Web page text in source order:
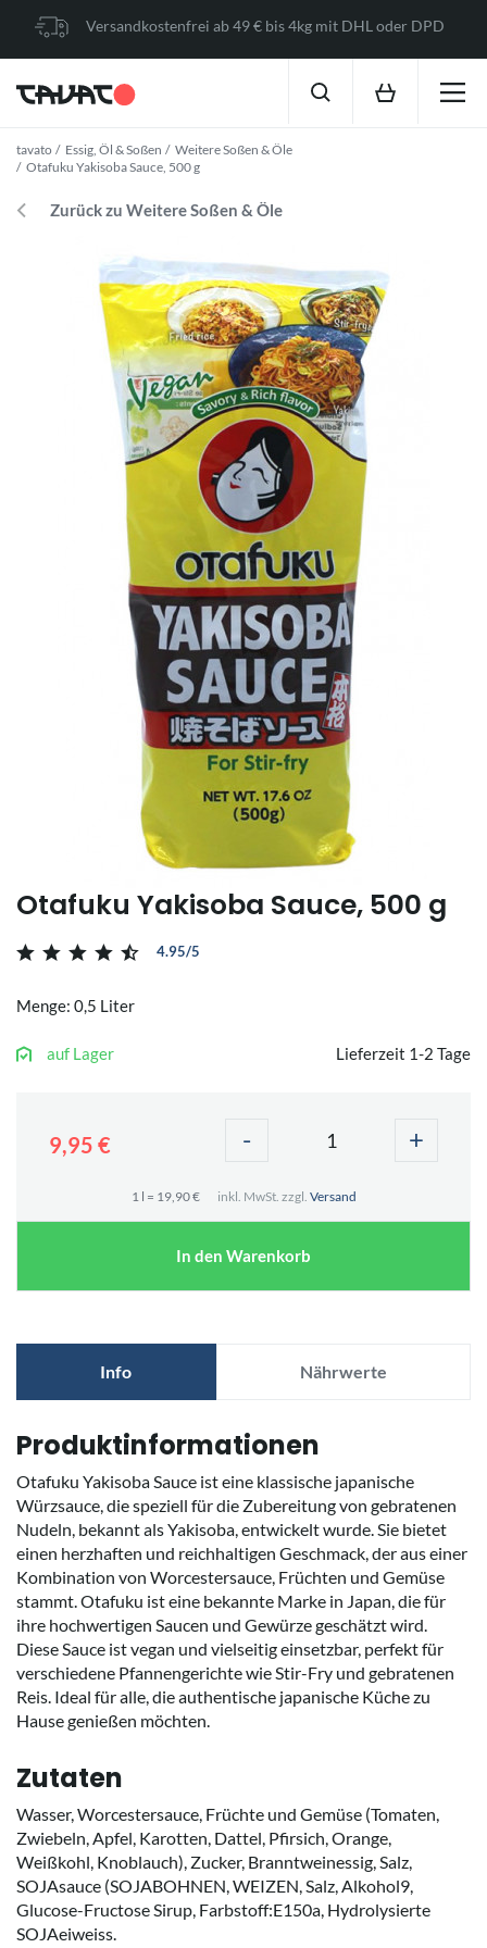
Versandkostenfrei ab 49 € bis 4kg mit DHL oder DPD
tavato Essig, Öl & Soßen
Weitere Soßen & Öle
Otafuku Yakisoba Sauce, 500 g
Zurück zu Weitere Soßen & Öle
Otafuku Yakisoba Sauce, 500 g
4.95/5
Menge: 0,5 Liter
auf Lager Lieferzeit 1-2 Tage
9,95 € - +
1 l = 19,90 € inkl. MwSt. zzgl. Versand
In den Warenkorb
Info Nährwerte
Produktinformationen
Otafuku Yakisoba Sauce ist eine klassische japanische
Würzsauce, die speziell für die Zubereitung von gebratenen
Nudeln, bekannt als Yakisoba, entwickelt wurde. Sie bietet
einen herzhaften und reichhaltigen Geschmack, der aus einer
Kombination von Worcestersauce, Früchten und Gemüse
stammt. Otafuku ist eine bekannte Marke in Japan, die für
ihre hochwertigen Saucen und Gewürze geschätzt wird.
Diese Sauce ist vegan und vielseitig einsetzbar, perfekt für
verschiedene Pfannengerichte wie Stir-Fry und gebratenen
Reis. Ideal für alle, die authentische japanische Küche zu
Hause genießen möchten.
Zutaten
Wasser, Worcestersauce, Früchte und Gemüse (Tomaten,
Zwiebeln, Apfel, Karotten, Dattel, Pfirsich, Orange,
Weißkohl, Knoblauch), Zucker, Branntweinessig, Salz,
SOJAsauce (SOJABOHNEN, WEIZEN, Salz, Alkohol9,
Glucose-Fructose Sirup, Farbstoff:E150a, Hydrolysierte
SOJAeiweiss.